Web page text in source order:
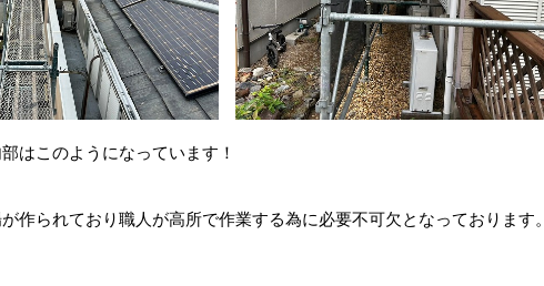
はこのようになっています！
作られており職人が高所で作業する為に必要不可欠となっております。